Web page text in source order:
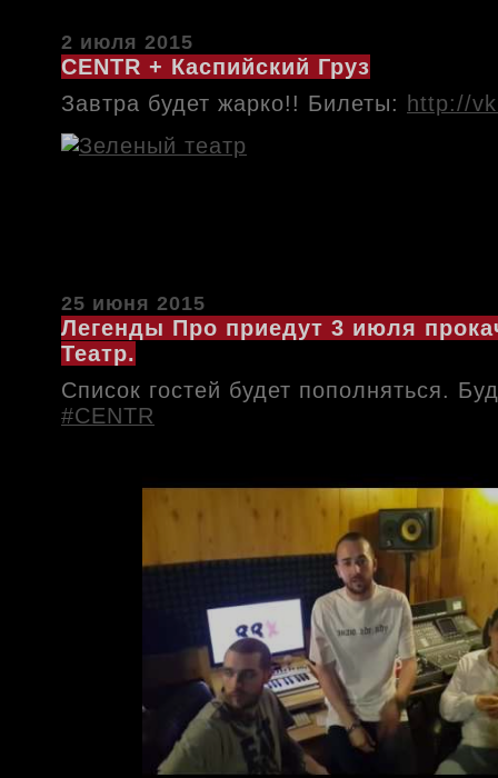
2 июля 2015
CENTR + Каспийский Груз
Завтра будет жарко!! Билеты: http://
25 июня 2015
Легенды Про приедут 3 июля
Театр.
Список гостей будет пополняться.
#CENTR